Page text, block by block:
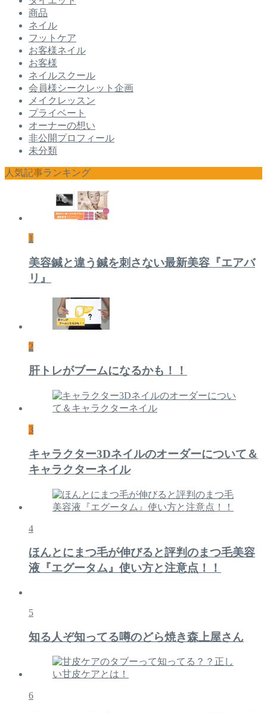
商品
ネイル
フットケア
お客様ネイル
お客様
ネイルスクール
会員様シークレット企画
メイクレッスン
プライベート
オーナーの想い
非公開プロフィール
未分類
人気記事ランキング
1
美容鍼と違う鍼を刺さない最新美容『エアバ
リ』
2
肝トレがブームになるかも！！
3
キャラクター3Dネイルのオーダーについて＆
キャラクターネイル
4
ほんとにまつ毛が伸びると評判のまつ毛美容
液『エグータム』使い方と注意点！！
5
知る人ぞ知ってる噂のどら焼き森上屋さん
6